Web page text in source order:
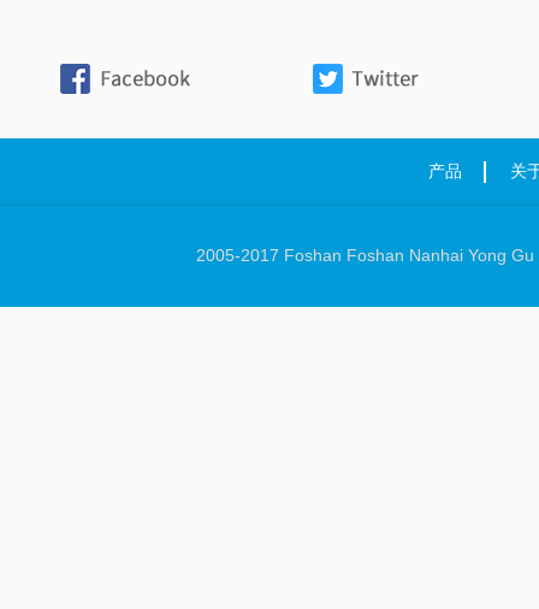
产品 关
2005-2017 Foshan Foshan Nanhai Yong